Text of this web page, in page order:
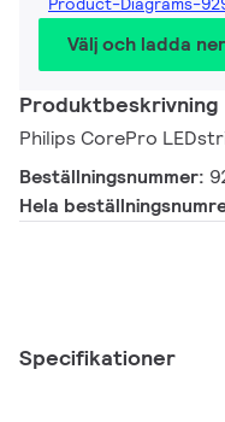
Välj och ladda ner
Produktbeskrivning
Philips CorePro
Beställningsnummer:
Hela
Specifikationer